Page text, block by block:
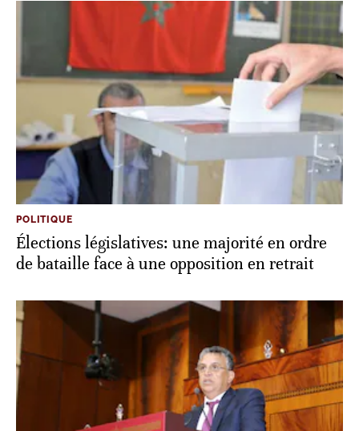
POLITIQUE
Élections législatives: une majorité en ordre
de bataille face à une opposition en retrait